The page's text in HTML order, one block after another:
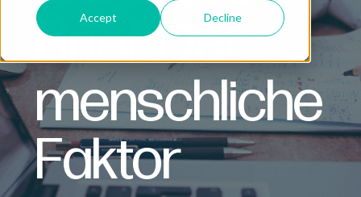
Accept Decline
Brief: Der
menschliche
Faktor